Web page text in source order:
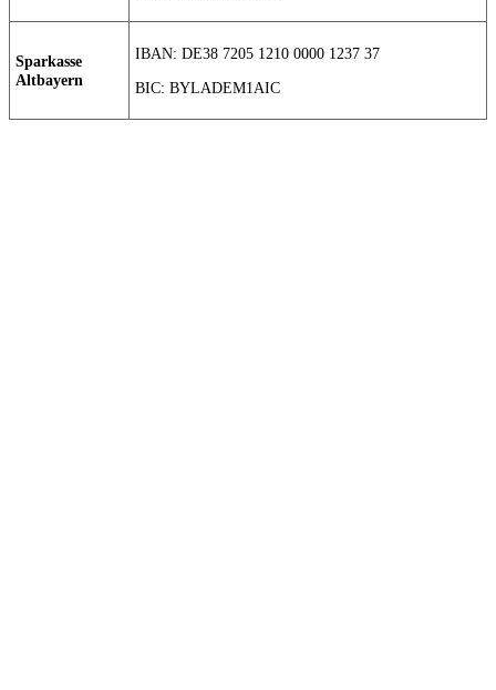
Sparkasse
Altbayern
IBAN: DE38 7205 1210 0000 1237 37
BIC: BYLADEM1AIC